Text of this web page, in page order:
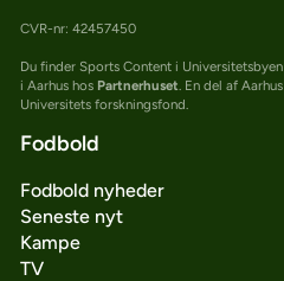
CVR-nr: 42457450
Du finder Sports Content i Universitetsbyen
i Aarhus hos Partnerhuset. En del af Aarhus
Universitets forskningsfond.
Fodbold
Fodbold nyheder
Seneste nyt
Kampe
TV